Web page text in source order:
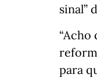
sinal”
“Acho
para